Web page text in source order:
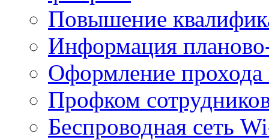
Повышение
Информация
Оформление прохода
Профком
Беспроводная сеть